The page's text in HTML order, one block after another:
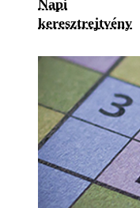
Napi
keresztrejtvény